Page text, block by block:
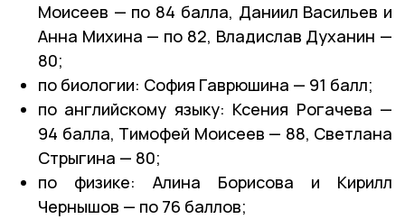
Моисеев — по 84 балла, Даниил Васильев и
Анна Михина — по 82, Владислав Духанин —
80;
по биологии: София Гаврюшина — 91 балл;
по английскому языку: Ксения Рогачева —
94 балла, Тимофей Моисеев — 88, Светлана
Стрыгина — 80;
по физике: Алина Борисова и Кирилл
Чернышов — по 76 баллов;